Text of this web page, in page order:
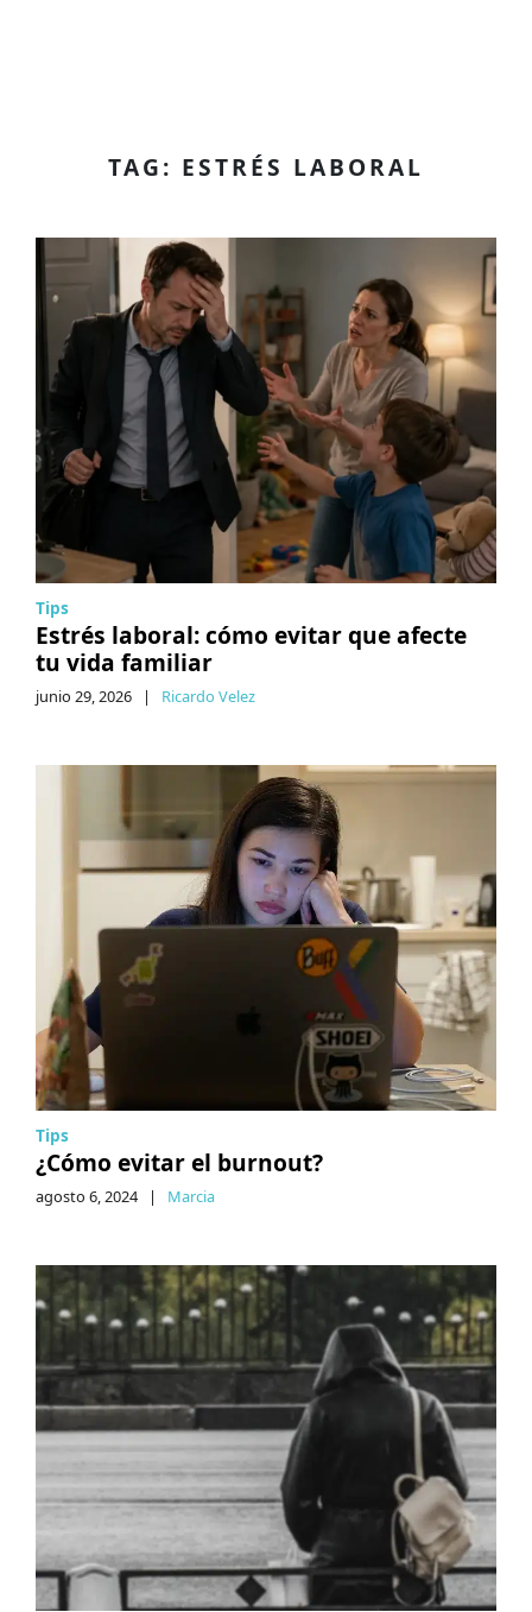
TAG: ESTRÉS LABORAL
Tips
Estrés laboral: cómo evitar que afecte
tu vida familiar
junio 29, 2026 | Ricardo Velez
Tips
¿Cómo evitar el burnout?
agosto 6, 2024 | Marcia